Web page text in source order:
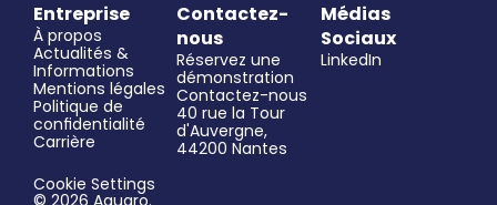
Entreprise
À propos
Actualités &
Informations
Mentions légales
Politique de
confidentialité
Carrière
Contactez-
nous
Réservez une
démonstration
Contactez-nous
40 rue la Tour
d'Auvergne,
44200 Nantes
Médias
Sociaux
LinkedIn
Cookie Settings
© 2026 Aguaro.